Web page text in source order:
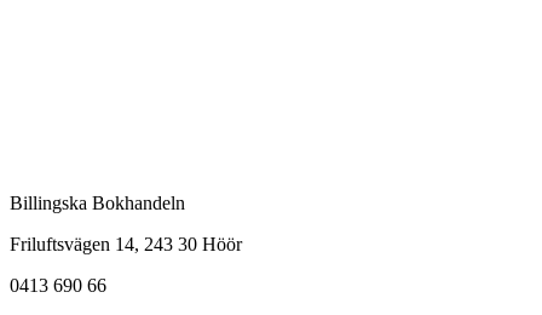
Billingska Bokhandeln
Friluftsvägen 14, 243 30 Höör
0413 690 66